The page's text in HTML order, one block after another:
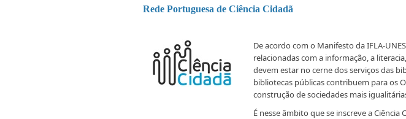
Rede Portuguesa de Ciência Cidadã
De acordo com o Manifesto da IFLA-
relacionadas com a informação, a
devem estar no cerne dos serviços das
bibliotecas públicas contribuem para os
construção de sociedades mais
É nesse âmbito que se inscreve a